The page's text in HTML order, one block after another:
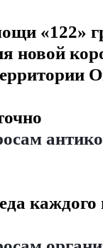
«122»
новой
каждого